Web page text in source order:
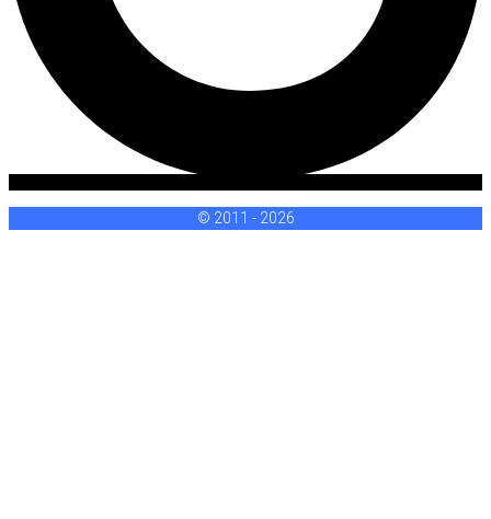
© 2011 - 2026